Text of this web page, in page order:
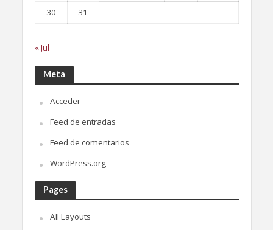
30
31
« Jul
Meta
Acceder
Feed de entradas
Feed de comentarios
WordPress.org
Pages
All Layouts